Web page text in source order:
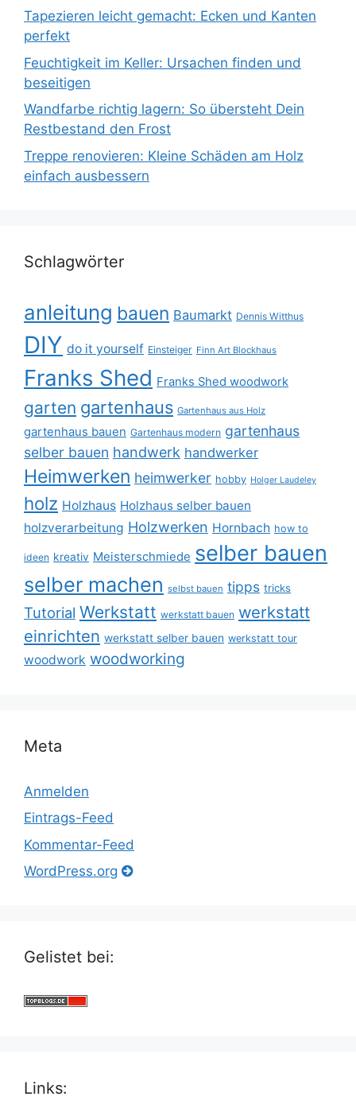
Tapezieren leicht gemacht: Ecken und Kanten
perfekt
Feuchtigkeit im Keller: Ursachen finden und
beseitigen
Wandfarbe richtig lagern: So übersteht Dein
Restbestand den Frost
Treppe renovieren: Kleine Schäden am Holz
einfach ausbessern
Schlagwörter
anleitung bauen Baumarkt Dennis Witthus
DIY do it yourself Einsteiger Finn Art Blockhaus
Franks Shed Franks Shed woodwork
garten gartenhaus Gartenhaus aus Holz
gartenhaus bauen Gartenhaus modern gartenhaus
selber bauen handwerk handwerker
Heimwerken heimwerker hobby Holger Laudeley
holz Holzhaus Holzhaus selber bauen
holzverarbeitung Holzwerken Hornbach how to
ideen kreativ Meisterschmiede selber bauen
selber machen selbst bauen tipps tricks
Tutorial Werkstatt werkstatt bauen werkstatt
einrichten werkstatt selber bauen werkstatt tour
woodwork woodworking
Meta
Anmelden
Eintrags-Feed
Kommentar-Feed
WordPress.org
Gelistet bei:
Links: